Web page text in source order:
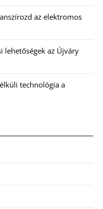
az elektromos
lehetőségek az Újváry
technológia a